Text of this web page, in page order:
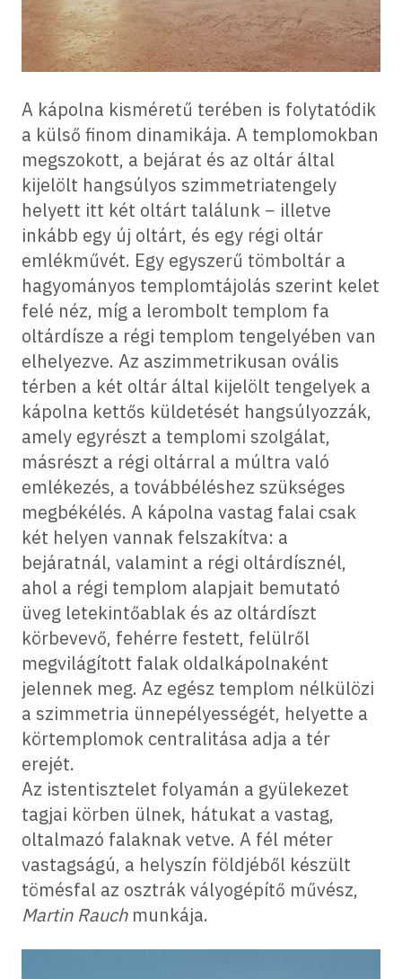
A kápolna kisméretű terében is folytatódik
a külső finom dinamikája. A templomokban
megszokott, a bejárat és az oltár által
kijelölt hangsúlyos szimmetriatengely
helyett itt két oltárt találunk − illetve
inkább egy új oltárt, és egy régi oltár
emlékművét. Egy egyszerű tömboltár a
hagyományos templomtájolás szerint kelet
felé néz, míg a lerombolt templom fa
oltárdísze a régi templom tengelyében van
elhelyezve. Az aszimmetrikusan ovális
térben a két oltár által kijelölt tengelyek a
kápolna kettős küldetését hangsúlyozzák,
amely egyrészt a templomi szolgálat,
másrészt a régi oltárral a múltra való
emlékezés, a továbbéléshez szükséges
megbékélés. A kápolna vastag falai csak
két helyen vannak felszakítva: a
bejáratnál, valamint a régi oltárdísznél,
ahol a régi templom alapjait bemutató
üveg letekintőablak és az oltárdíszt
körbevevő, fehérre festett, felülről
megvilágított falak oldalkápolnaként
jelennek meg. Az egész templom nélkülözi
a szimmetria ünnepélyességét, helyette a
körtemplomok centralitása adja a tér
erejét.
Az istentisztelet folyamán a gyülekezet
tagjai körben ülnek, hátukat a vastag,
oltalmazó falaknak vetve. A fél méter
vastagságú, a helyszín földjéből készült
tömésfal az osztrák vályogépítő művész,
Martin Rauchmunkája.